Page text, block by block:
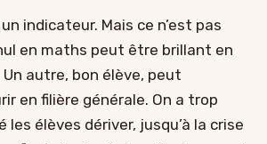
indicateur. Mais ce n’est pas
en maths peut être brillant en
autre, bon élève, peut
en filière générale. On a trop
les élèves dériver, jusqu’à la crise